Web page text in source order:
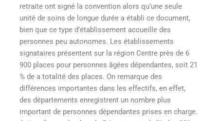
retraite ont signé la convention alors qu’une seule
unité de soins de longue durée a établi ce document,
bien que ce type d’établissement accueille des
personnes peu autonomes. Les établissements
signataires présentent sur la région Centre près de 6
900 places pour personnes âgées dépendantes, soit 21
% de a totalité des places. On remarque des
différences importantes dans les effectifs, en effet,
des départements enregistrent un nombre plus
important de personnes dépendantes prises en charge.